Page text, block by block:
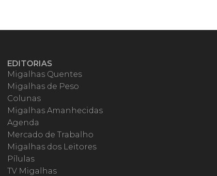
EDITORIAS
Migalhas Quentes
Migalhas de Peso
Colunas
Migalhas Amanhecidas
Agenda
Mercado de Trabalho
Migalhas dos Leitores
Pílulas
TV Migalhas